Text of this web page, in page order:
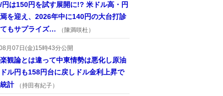
円は150円を試す展開に!? 米ドル高・円
を迎え、2026年中に140円の大台打診
もサプライズ…
（陳満咲杜）
月07日(金)15時43分公開
観論とは違って中東情勢は悪化し原油
ル円も158円台に戻しドル金利上昇で
計
（持田有紀子）